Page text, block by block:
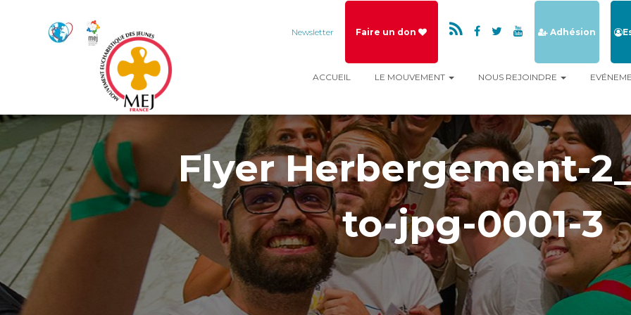
Newsletter Faire un don Adhésion
ACCUEIL LE MOUVEMENT NOUS REJOINDRE
Flyer Herbergement-
to-jpg-0001-3